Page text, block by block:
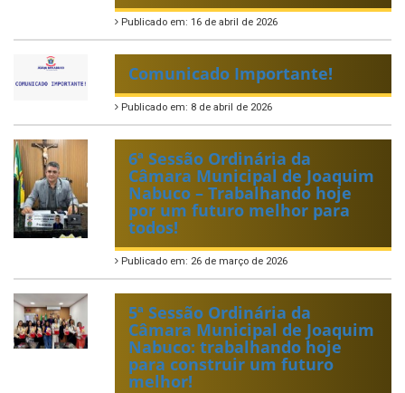
Publicado em: 16 de abril de 2026
Comunicado Importante!
Publicado em: 8 de abril de 2026
6ª Sessão Ordinária da
Câmara Municipal de Joaquim
Nabuco – Trabalhando hoje
por um futuro melhor para
todos!
Publicado em: 26 de março de 2026
5ª Sessão Ordinária da
Câmara Municipal de Joaquim
Nabuco: trabalhando hoje
para construir um futuro
melhor!